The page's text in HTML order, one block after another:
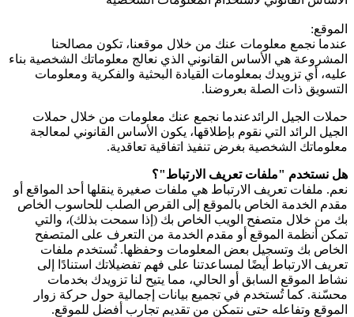
الموقع:
عندما نجمع معلومات عنك من خلال موقعنا، تكون مصالحنا
المشروعة هي الأساس القانوني الذي نعالج معلوماتك الشخصية بناء
عليه، أي تزويدك بمعلومات القيادة البحثية والفكرية ومعلومات
التسويق ذات الصلة بعروضنا.
حملات الجيل الرائدعندما نجمع عنك معلومات من خلال حملات
الجيل الرائد التي نقوم بإطلاقها، يكون الأساس القانوني لمعالجة
معلوماتك الشخصية بغرض تنفيذ اتفاقية تعاقدية.
هل نستخدم "ملفات تعريف الارتباط"؟
نعم. ملفات تعريف الارتباط هي ملفات صغيرة ينقلها أحد المواقع أو
مقدم الخدمة الخاص بالموقع إلى القرص الصلب للحاسوب الخاص
بك من خلال متصفح الويب الخاص بك (إذا سمحت بذلك)، والتي
تمكن أنظمة الموقع أو مقدم الخدمة من التعرف على المتصفح
الخاص بك وتسجيل بعض المعلومات وحفظها. تُستخدم ملفات
تعريف الارتباط أيضًا لمساعدتنا على فهم تفضيلاتك استنادًا إلى
نشاط الموقع السابق أو الحالي، مما يتيح لنا تزويدك بخدمات
محسّنة. كما تُستخدم في تجميع بيانات إجمالية حول حركة زوار
الموقع وتفاعله حتى نتمكن من تقديم تجارب أفضل للموقع.